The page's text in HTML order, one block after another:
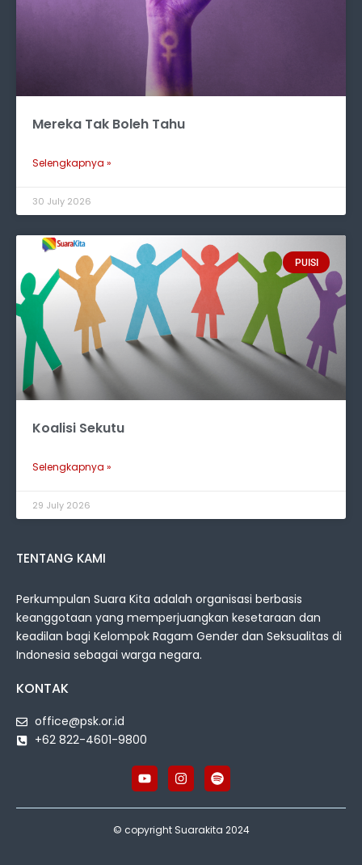
Mereka Tak Boleh Tahu
Selengkapnya »
30 July 2026
PUISI
Koalisi Sekutu
Selengkapnya »
29 July 2026
TENTANG KAMI
Perkumpulan Suara Kita adalah organisasi berbasis
keanggotaan yang memperjuangkan kesetaraan dan
keadilan bagi Kelompok Ragam Gender dan Seksualitas di
Indonesia sebagai warga negara.
KONTAK
office@psk.or.id
+62 822-4601-9800
© copyright Suarakita 2024